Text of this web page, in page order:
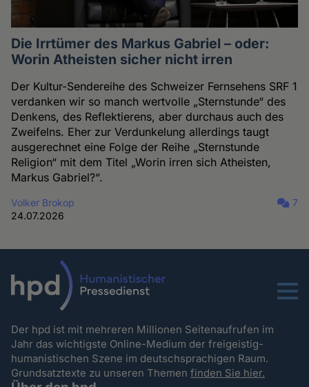
Die Irrtümer des Markus Gabriel – oder:
Worin Atheisten sicher nicht irren
Der Kultur-Sendereihe des Schweizer Fernsehens SRF 1
verdanken wir so manch wertvolle „Sternstunde“ des
Denkens, des Reflektierens, aber durchaus auch des
Zweifelns. Eher zur Verdunkelung allerdings taugt
ausgerechnet eine Folge der Reihe „Sternstunde
Religion“ mit dem Titel „Worin irren sich Atheisten,
Markus Gabriel?“.
Volker Brokop
24.07.2026
7
Menu
Der hpd ist mit mehreren Millionen Seitenaufrufen im
Jahr das wichtigste Online-Medium der freigeistig-
humanistischen Szene im deutschsprachigen Raum.
Grundsatztexte zu unseren Themenfinden Sie hier.